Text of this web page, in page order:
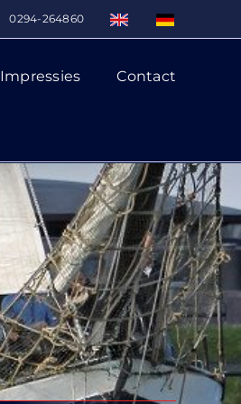
0294-264860
Impressies Contact